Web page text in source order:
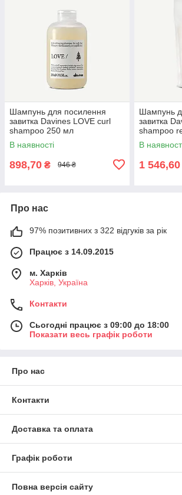
Шампунь для посилення
завитка Davines LOVE curl
shampoo 250 мл
В наявності
898,70 ₴ 946 ₴
Шампунь
завитка
shampoo
В
1 546,60
Про нас
97% позитивних з 322 відгуків за рік
Працює з 14.09.2015
м. Харків
Харків, Україна
Контакти
Сьогодні працює з 09:00 до 18:00
Показати весь графік роботи
Про нас
Контакти
Доставка та оплата
Графік роботи
Повна версія сайту